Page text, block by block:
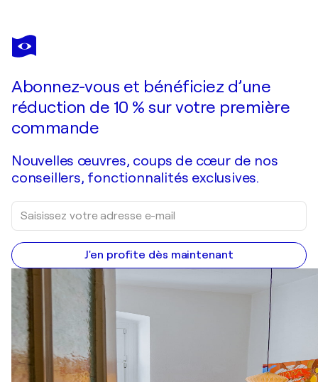
SVETLANA RUMAK
The Queen’s Move
Abonnez-vous et bénéficiez d’une
réduction de 10 % sur votre première
commande
Nouvelles œuvres, coups de cœur de nos
conseillers, fonctionnalités exclusives.
J'en profite dès maintenant